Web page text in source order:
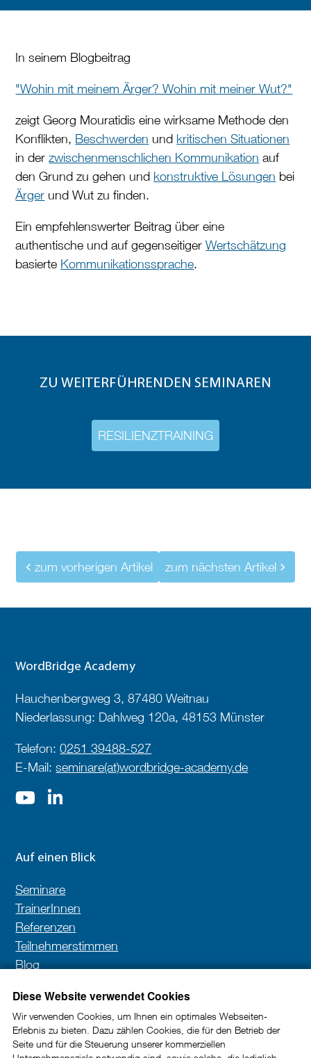
Diese Website verwendet Cookies
Wir verwenden Cookies, um Ihnen ein optimales Webseiten-
Erlebnis zu bieten. Dazu zählen Cookies, die für den Betrieb der
Seite und für die Steuerung unserer kommerziellen
In seinem Blogbeitrag
"Wohin mit meinem Ärger? Wohin mit meiner Wut?"
zeigt Georg Mouratidis eine wirksame Methode den
Konflikten, Beschwerden und kritischen Situationen
in derzwischenmenschlichen Kommunikation auf
den Grund zu gehen und konstruktive Lösungen bei
Ärger und Wut zu finden.
Ein empfehlenswerter Beitrag über eine
authentische und auf gegenseitigerWertschätzung
basierte Kommunikationssprache.
ZU WEITERFÜHRENDEN SEMINAREN
RESILIENZTRAINING
zum vorherigen Artikel zum nächsten Artikel
WordBridge Academy
Hauchenbergweg 3, 87480 Weitnau
Niederlassung: Dahlweg 120a, 48153 Münster
Telefon:0251 39488-527
E-Mail:seminare(at)wordbridge-academy.de
Auf einen Blick
Seminare
TrainerInnen
Referenzen
Teilnehmerstimmen
Blog
Newsletter